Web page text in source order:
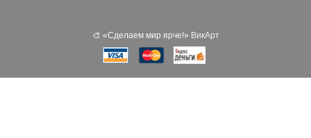
🎨 «‎Сделаем мир ярче!» ВикАрт